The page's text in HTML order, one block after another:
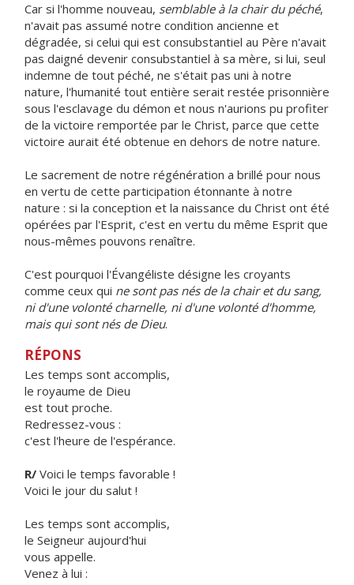
Car si l'homme nouveau, semblable à la chair du péché,
n'avait pas assumé notre condition ancienne et
dégradée, si celui qui est consubstantiel au Père n'avait
pas daigné devenir consubstantiel à sa mère, si lui, seul
indemne de tout péché, ne s'était pas uni à notre
nature, l'humanité tout entière serait restée prisonnière
sous l'esclavage du démon et nous n'aurions pu profiter
de la victoire remportée par le Christ, parce que cette
victoire aurait été obtenue en dehors de notre nature.
Le sacrement de notre régénération a brillé pour nous
en vertu de cette participation étonnante à notre
nature : si la conception et la naissance du Christ ont été
opérées par l'Esprit, c'est en vertu du même Esprit que
nous-mêmes pouvons renaître.
C'est pourquoi l'Évangéliste désigne les croyants
comme ceux qui ne sont pas nés de la chair et du sang,
ni d'une volonté charnelle, ni d'une volonté d'homme,
mais qui sont nés de Dieu.
RÉPONS
Les temps sont accomplis,
le royaume de Dieu
est tout proche.
Redressez-vous :
c'est l'heure de l'espérance.
R/ Voici le temps favorable !
Voici le jour du salut !
Les temps sont accomplis,
le Seigneur aujourd'hui
vous appelle.
Venez à lui :